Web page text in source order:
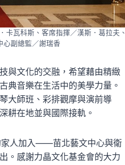
卡瓦科斯、客席指揮／漢斯．葛拉夫、
心副總監／謝瑞香
與文化的交融，希望藉由精緻
典音樂在生活中的美學力量。
大師班、彩排觀摩與演前導
耕在地並與國際接軌。
家人加入——苗北藝文中心與衛
。感謝力晶文化基金會的大力